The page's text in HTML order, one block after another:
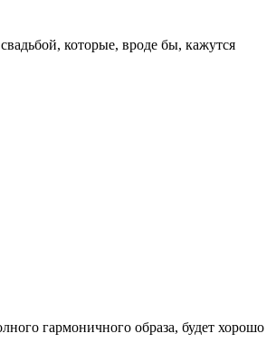
которые, вроде бы, кажутся
гармоничного образа, будет хорошо